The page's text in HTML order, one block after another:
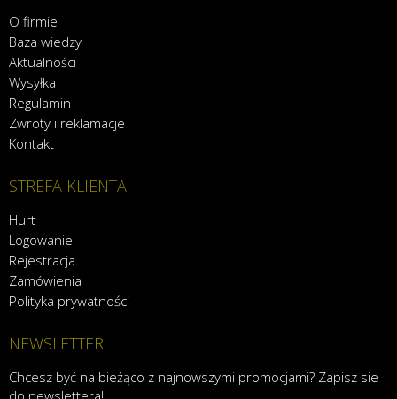
O firmie
Baza wiedzy
Aktualności
Wysyłka
Regulamin
Zwroty i reklamacje
Kontakt
STREFA KLIENTA
Hurt
Logowanie
Rejestracja
Zamówienia
Polityka prywatności
NEWSLETTER
Chcesz być na bieżąco z najnowszymi promocjami? Zapisz sie